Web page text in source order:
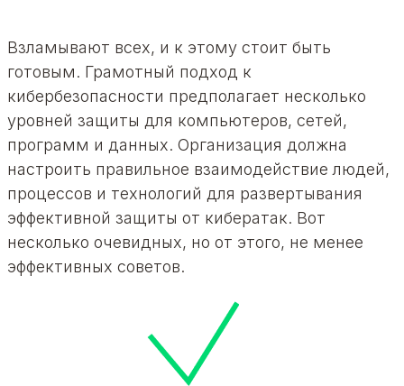
Взламывают всех, и к этому стоит быть
готовым. Грамотный подход к
кибербезопасности предполагает несколько
уровней защиты для компьютеров, сетей,
программ и данных. Организация должна
настроить правильное взаимодействие людей,
процессов и технологий для развертывания
эффективной защиты от кибератак. Вот
несколько очевидных, но от этого, не менее
эффективных советов.